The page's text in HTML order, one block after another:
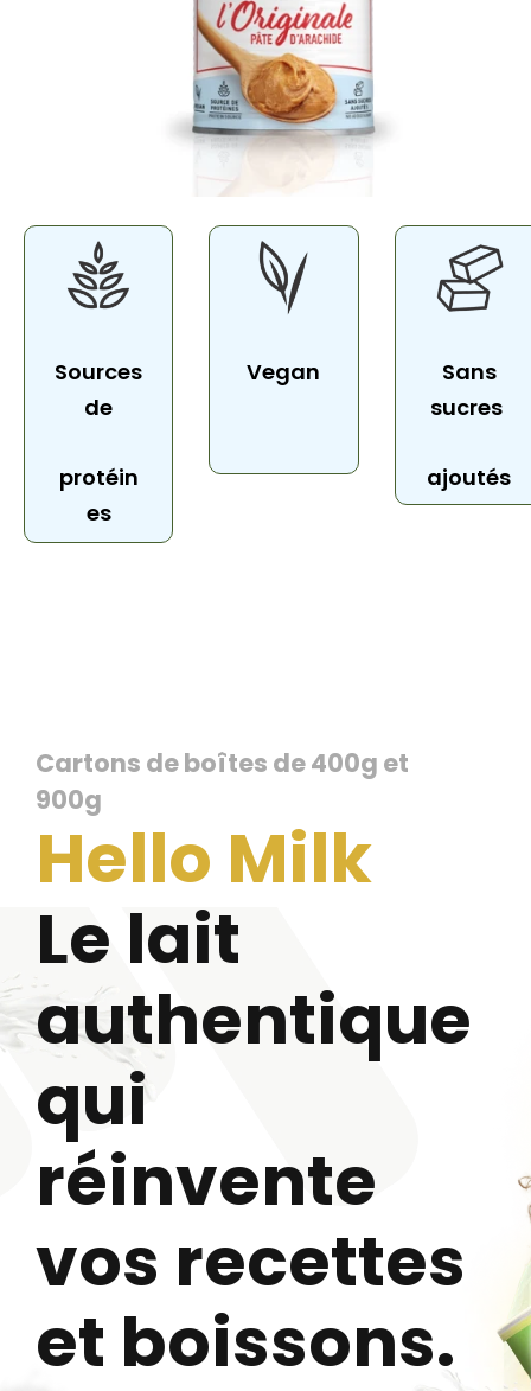
Vegan
Sans
sucres
ajoutés
Sources
de
protéin
es
Cartons de boîtes de 400g et
900g
Hello Milk
Le lait
authentique
qui
réinvente
vos recettes
et boissons.